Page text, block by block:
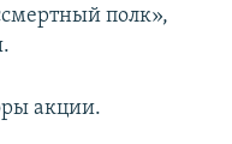
полк»,
акции.